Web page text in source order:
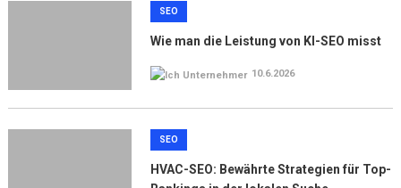
SEO
Wie man die Leistung von KI-SEO misst
10.6.2026
SEO
HVAC-SEO: Bewährte Strategien für Top-